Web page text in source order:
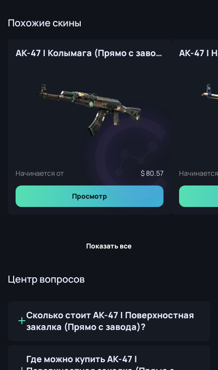
Похожие скины
AK-47 | Колымага (Прямо с завода)
Начинается от 80.57
Просмотр
Показать все
Центр вопросов
Сколько стоит AK-47 | Поверхностная
закалка (Прямо с завода)?
Где можно купить AK-47 |